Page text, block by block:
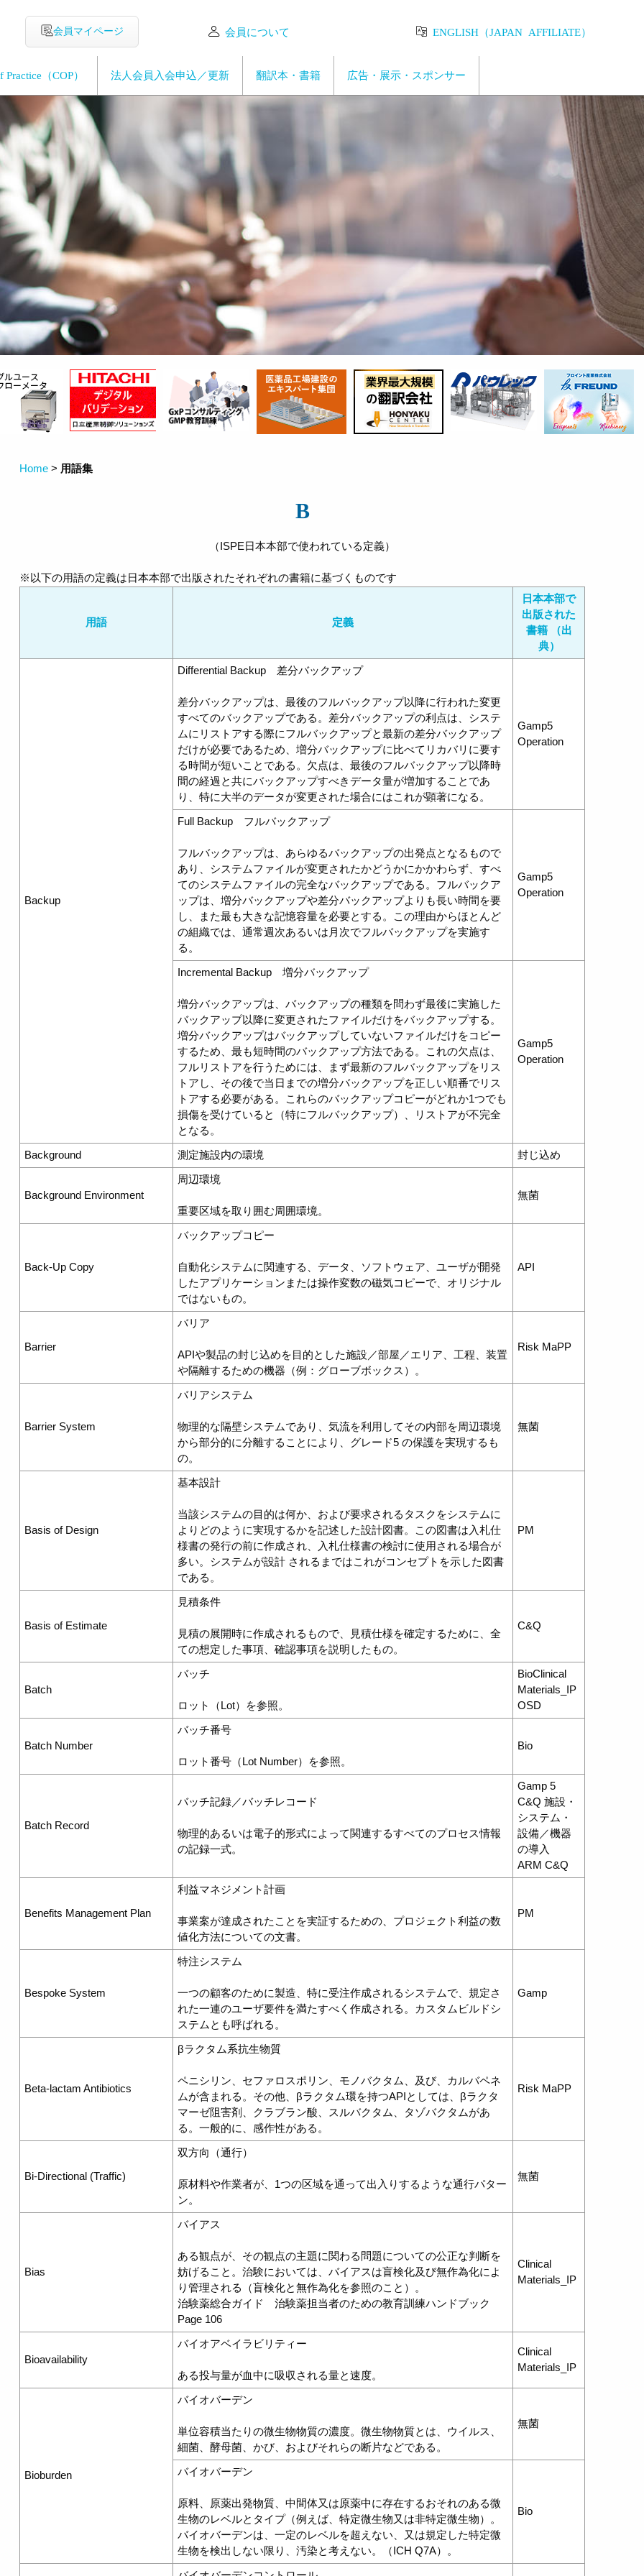
会員マイページ 会員について ENGLISH（JAPAN AFFILIATE）
（COP） 法人会員入会申込／更新 翻訳本・書籍 広告・展示・スポンサー
Home > 用語集
B
（ISPE日本本部で使われている定義）
※以下の用語の定義は日本本部で出版されたそれぞれの書籍に基づくものです
用語 定義
日本本部で
出版された
書籍 （出
典）
Backup
Differential Backup 差分バックアップ
差分バックアップは、最後のフルバックアップ以降に行われた変更
すべてのバックアップである。差分バックアップの利点は、システ
ムにリストアする際にフルバックアップと最新の差分バックアップ
だけが必要であるため、増分バックアップに比べてリカバリに要す
る時間が短いことである。欠点は、最後のフルバックアップ以降時
間の経過と共にバックアップすべきデータ量が増加することであ
り、特に大半のデータが変更された場合にはこれが顕著になる。
Gamp5
Operation
Full Backup フルバックアップ
フルバックアップは、あらゆるバックアップの出発点となるもので
あり、システムファイルが変更されたかどうかにかかわらず、すべ
てのシステムファイルの完全なバックアップである。フルバックア
ップは、増分バックアップや差分バックアップよりも長い時間を要
し、また最も大きな記憶容量を必要とする。この理由からほとんど
の組織では、通常週次あるいは月次でフルバックアップを実施す
る。
Gamp5
Operation
Incremental Backup 増分バックアップ
増分バックアップは、バックアップの種類を問わず最後に実施した
バックアップ以降に変更されたファイルだけをバックアップする。
増分バックアップはバックアップしていないファイルだけをコピー
するため、最も短時間のバックアップ方法である。これの欠点は、
フルリストアを行うためには、まず最新のフルバックアップをリス
トアし、その後で当日までの増分バックアップを正しい順番でリス
トアする必要がある。これらのバックアップコピーがどれか1つでも
損傷を受けていると（特にフルバックアップ）、リストアが不完全
となる。
Gamp5
Operation
Background 測定施設内の環境 封じ込め
Background Environment
周辺環境
重要区域を取り囲む周囲環境。
無菌
Back-Up Copy
バックアップコピー
自動化システムに関連する、データ、ソフトウェア、ユーザが開発
したアプリケーションまたは操作変数の磁気コピーで、オリジナル
ではないもの。
API
Barrier
バリア
APIや製品の封じ込めを目的とした施設／部屋／エリア、工程、装置
や隔離するための機器（例：グローブボックス）。
Risk MaPP
Barrier System
バリアシステム
物理的な隔壁システムであり、気流を利用してその内部を周辺環境
から部分的に分離することにより、グレード5 の保護を実現するも
の。
無菌
Basis of Design
基本設計
当該システムの目的は何か、および要求されるタスクをシステムに
よりどのように実現するかを記述した設計図書。この図書は入札仕
様書の発行の前に作成され、入札仕様書の検討に使用される場合が
多い。システムが設計 されるまではこれがコンセプトを示した図書
である。
PM
Basis of Estimate
見積条件
見積の展開時に作成されるもので、見積仕様を確定するために、全
ての想定した事項、確認事項を説明したもの。
C&Q
Batch
バッチ
ロット（Lot）を参照。
BioClinical
Materials_IP
OSD
Batch Number
バッチ番号
ロット番号（Lot Number）を参照。
Bio
Batch Record
バッチ記録／バッチレコード
物理的あるいは電子的形式によって関連するすべてのプロセス情報
の記録一式。
Gamp 5
C&Q 施設・
システム・
設備／機器
の導入
ARM C&Q
Benefits Management Plan
利益マネジメント計画
事業案が達成されたことを実証するための、プロジェクト利益の数
値化方法についての文書。
PM
Bespoke System
特注システム
一つの顧客のために製造、特に受注作成されるシステムで、規定さ
れた一連のユーザ要件を満たすべく作成される。カスタムビルドシ
ステムとも呼ばれる。
Gamp
Beta-lactam Antibiotics
βラクタム系抗生物質
ペニシリン、セファロスポリン、モノバクタム、及び、カルバペネ
ムが含まれる。その他、βラクタム環を持つAPIとしては、βラクタ
マーゼ阻害剤、クラブラン酸、スルバクタム、タゾバクタムがあ
る。一般的に、感作性がある。
Risk MaPP
Bi-Directional (Traffic)
双方向（通行）
原材料や作業者が、1つの区域を通って出入りするような通行パター
ン。
無菌
Bias
バイアス
ある観点が、その観点の主題に関わる問題についての公正な判断を
妨げること。治験においては、バイアスは盲検化及び無作為化によ
り管理される（盲検化と無作為化を参照のこと）。
治験薬総合ガイド 治験薬担当者のための教育訓練ハンドブック
Page 106
Clinical
Materials_IP
Bioavailability
バイオアベイラビリティー
ある投与量が血中に吸収される量と速度。
Clinical
Materials_IP
Bioburden
バイオバーデン
単位容積当たりの微生物物質の濃度。微生物物質とは、ウイルス、
細菌、酵母菌、かび、およびそれらの断片などである。
無菌
バイオバーデン
原料、原薬出発物質、中間体又は原薬中に存在するおそれのある微
生物のレベルとタイプ（例えば、特定微生物又は非特定微生物）。
バイオバーデンは、一定のレベルを超えない、又は規定した特定微
生物を検出しない限り、汚染と考えない。（ICH Q7A）。
Bio